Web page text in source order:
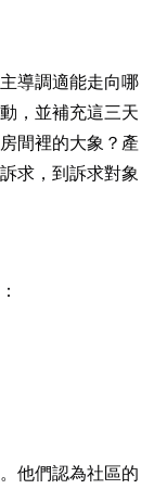
導調適能走向哪
，並補充這三天
間裡的大象？產
求，到訴求對象
他們認為社區的